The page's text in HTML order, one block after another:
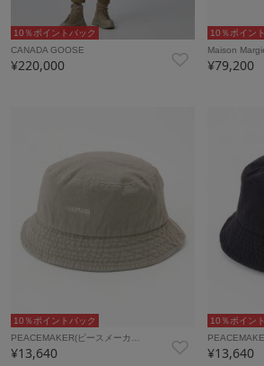
10％ポイントバック
CANADA GOOSE
¥220,000
10％ポイン
Maison
¥79,200
10％ポイントバック
PEACEMAKER(ピースメーカ…
¥13,640
10％ポイン
¥13,640